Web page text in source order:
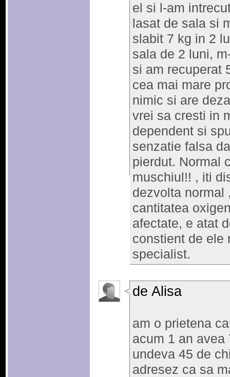
el si l-am
lasat de sala si
slabit 7 kg in 2
sala de 2 luni,
si am recuperat
cea mai mare
nimic si are
vrei sa cresti in
dependent si
senzatie falsa
pierdut. Normal
muschiul!! , iti
dezvolta normal
cantitatea
afectate, e atat
constient de ele
specialist.
de Alisa
am o prietena
acum 1 an avea
undeva 45 de
adresez ca sa